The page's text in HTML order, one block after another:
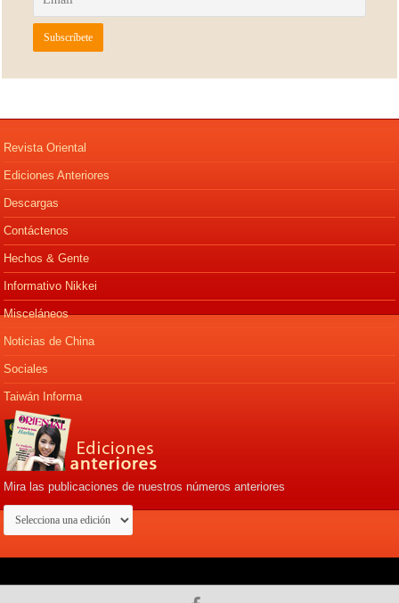
Revista Oriental
Ediciones Anteriores
Descargas
Contáctenos
Hechos & Gente
Informativo Nikkei
Misceláneos
Noticias de China
Sociales
Taiwán Informa
Mira las publicaciones de nuestros números anteriores